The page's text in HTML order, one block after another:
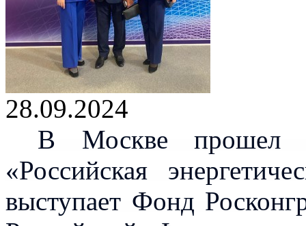
28.09.2024
В Москве прошел
«Российская
выступает Фонд